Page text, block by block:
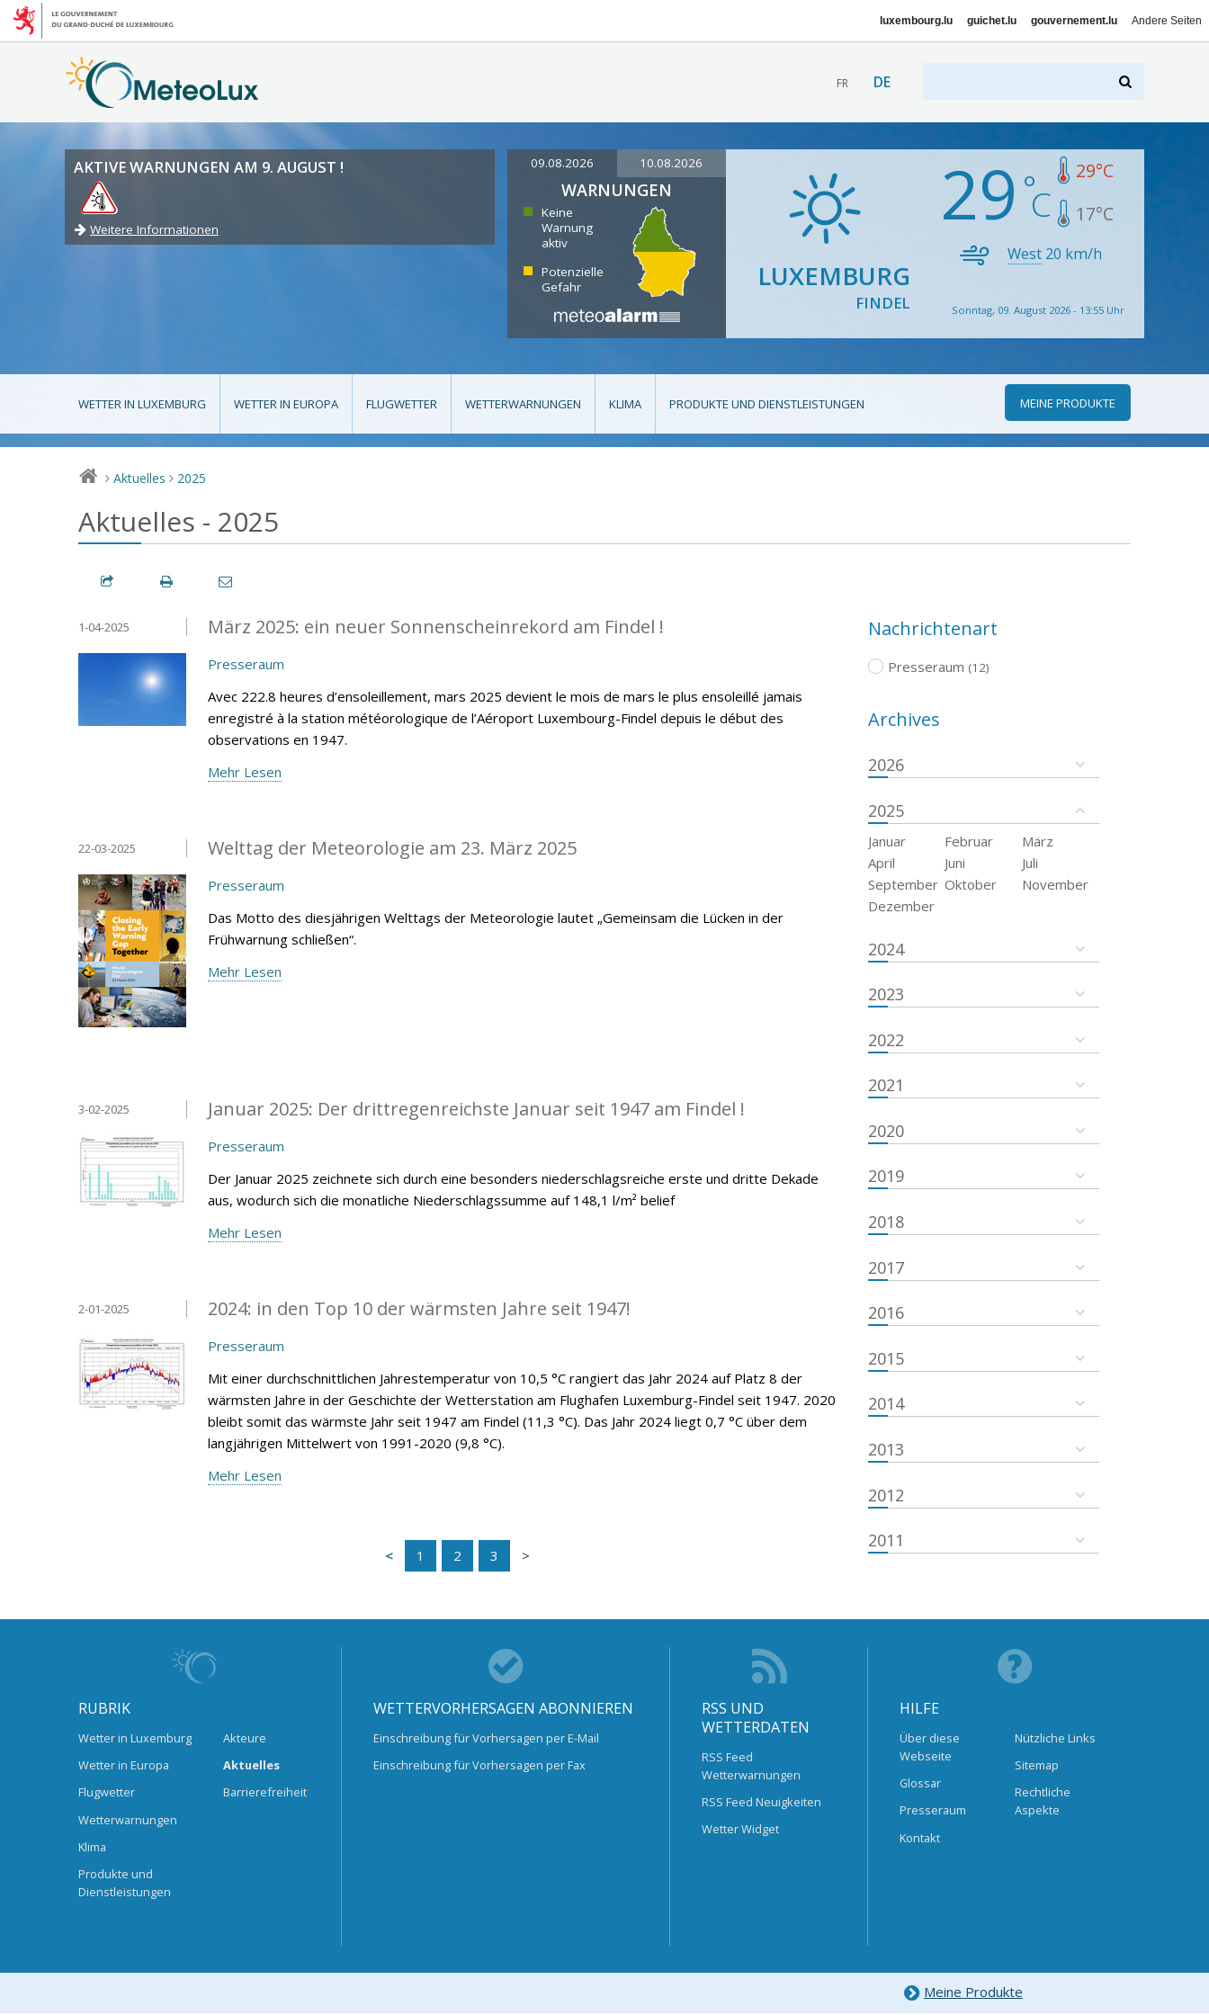
luxembourg.lu guichet.lu gouvernement.lu Andere Seiten
FR DE
AKTIVE WARNUNGEN AM 9. AUGUST !
Weitere Informationen
09.08.2026 10.08.2026
WARNUNGEN
Keine
Warnung
aktiv
Potenzielle
Gefahr
LUXEMBURG
FINDEL
29 29°C
17°C
West 20 km/h
Sonntag, 09. August 2026 - 13:55 Uhr
WETTER IN LUXEMBURG WETTER IN EUROPA FLUGWETTER WETTERWARNUNGEN KLIMA PRODUKTE UND DIENSTLEISTUNGEN MEINE PRODUKTE
> Aktuelles > 2025
Aktuelles - 2025
März 2025: ein neuer Sonnenscheinrekord am Findel !
1-04-2025
Presseraum
Avec 222.8 heures d’ensoleillement, mars 2025 devient le mois de mars le plus ensoleillé jamais
enregistré à la station météorologique de l’Aéroport Luxembourg-Findel depuis le début des
observations en 1947.
Mehr Lesen
Welttag der Meteorologie am 23. März 2025
22-03-2025
Presseraum
Das Motto des diesjährigen Welttags der Meteorologie lautet „Gemeinsam die Lücken in der
Frühwarnung schließen“.
Mehr Lesen
Januar 2025: Der drittregenreichste Januar seit 1947 am Findel !
3-02-2025
Presseraum
Der Januar 2025 zeichnete sich durch eine besonders niederschlagsreiche erste und dritte Dekade
aus, wodurch sich die monatliche Niederschlagssumme auf 148,1 l/m² belief
Mehr Lesen
2024: in den Top 10 der wärmsten Jahre seit 1947!
2-01-2025
Presseraum
Mit einer durchschnittlichen Jahrestemperatur von 10,5 °C rangiert das Jahr 2024 auf Platz 8 der
wärmsten Jahre in der Geschichte der Wetterstation am Flughafen Luxemburg-Findel seit 1947. 2020
bleibt somit das wärmste Jahr seit 1947 am Findel (11,3 °C). Das Jahr 2024 liegt 0,7 °C über dem
langjährigen Mittelwert von 1991-2020 (9,8 °C).
Mehr Lesen
1 2 3
Nachrichtenart
Presseraum (12)
Archives
2026
2025
Januar Februar
März
April
Juni
Juli
September Oktober
November
Dezember
2024
2023
2022
2021
2020
2019
2018
2017
2016
2015
2014
2013
2012
2011
RUBRIK
Wetter in Luxemburg
Wetter in Europa
Flugwetter
Wetterwarnungen
Klima
Produkte und
Dienstleistungen
Akteure
Aktuelles
Barrierefreiheit
WETTERVORHERSAGEN ABONNIEREN
Einschreibung für Vorhersagen per E-Mail
Einschreibung für Vorhersagen per Fax
RSS UND
WETTERDATEN
RSS Feed
Wetterwarnungen
RSS Feed Neuigkeiten
Wetter Widget
HILFE
Über diese
Webseite
Glossar
Presseraum
Kontakt
Nützliche Links
Sitemap
Rechtliche
Aspekte
Meine Produkte